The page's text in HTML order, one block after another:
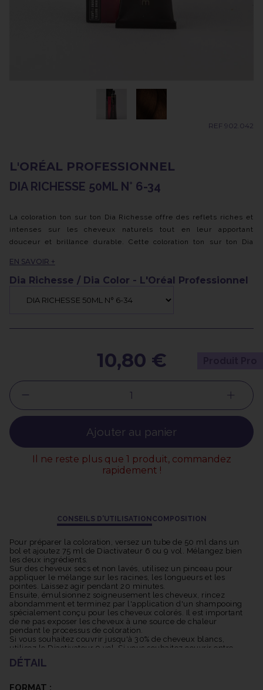
REF 902.042
L'ORÉAL PROFESSIONNEL
DIA RICHESSE 50ML N° 6-34
La coloration ton sur ton Dia Richesse offre des reflets riches et
intenses sur les cheveux naturels tout en leur apportant
douceur et brillance durable. Cette coloration ton sur ton Dia
agréable odeur et est présentée dans un tube de 50 ml, parfait
pour une utilisation pratique sur les cheveux naturels.
cheveux blancs en offrant des reflets naturels qui évoluent
plus, elle donne une brillance incroyable aux cheveux tout en
EN SAVOIR +
Dia Richesse / Dia Color - L'Oréal Professionnel
10,80 €
Ajouter au panier
Il ne reste plus que 1 produit, commandez
rapidement !
CONSEILS D'UTILISATION COMPOSITION
Pour préparer la coloration, versez un tube de 50 ml dans un
bol et ajoutez 75 ml de Diactivateur 6 ou 9 vol. Mélangez bien
les deux ingrédients.
Sur des cheveux secs et non lavés, utilisez un pinceau pour
appliquer le mélange sur les racines, les longueurs et les
pointes. Laissez agir pendant 20 minutes.
Ensuite, émulsionnez soigneusement les cheveux, rincez
abondamment et terminez par l'application d'un shampooing
spécialement conçu pour les cheveux colorés. Il est important
de ne pas exposer les cheveux à une source de chaleur
pendant le processus de coloration.
Si vous souhaitez couvrir jusqu'à 30% de cheveux blancs,
utilisez le Diactivateur 9 vol. Si vous souhaitez couvrir entre
30% et 70% de cheveux blancs, utilisez le Diactivateur 15 vol.
DÉTAIL
FORMAT :